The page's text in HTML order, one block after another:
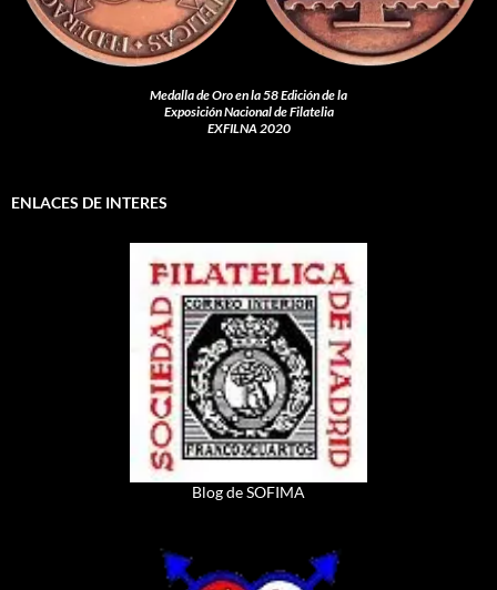
Medalla de Oro en la 58 Edición de la
Exposición Nacional de Filatelia
EXFILNA 2020
ENLACES DE INTERES
Blog de SOFIMA